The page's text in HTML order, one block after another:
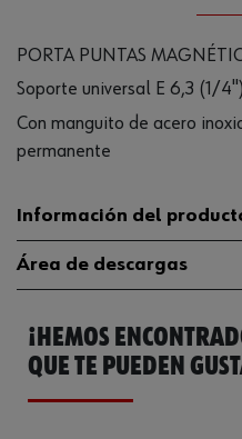
PORTA PUNTAS
Soporte universal E 6,3 (1/4")
Con manguito de acero
permanente
Información del
Tipo de punta
Longitud
Área de descargas
Catálogo General
Ficha Técnica
¡HEMOS
QUE TE PUEDEN